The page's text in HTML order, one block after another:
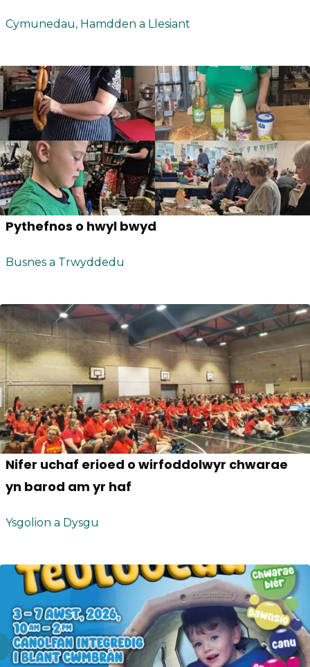
Cymunedau, Hamdden a Llesiant
Pythefnos o hwyl bwyd
Busnes a Trwyddedu
Nifer uchaf erioed o wirfoddolwyr chwarae
yn barod am yr haf
Ysgolion a Dysgu